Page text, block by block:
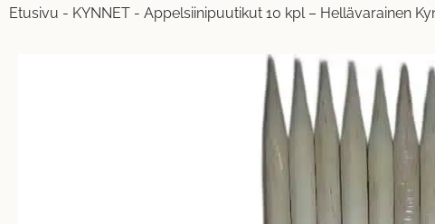
Etusivu - KYNNET - Appelsiinipuutikut 10 kpl – Hellävarainen